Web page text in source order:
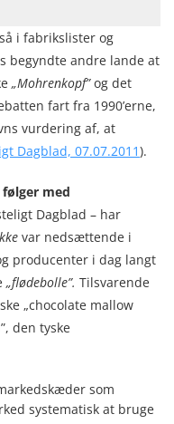
i fabrikslister og
begyndte andre lande at
„Mohrenkopf”og det
fart fra 1990’erne,
vurdering af, at
Dagblad, 07.07.2011).
med
Dagblad – har
var nedsættende i
producenter i dag langt
„flødebolle”. Tilsvarende
„chocolate mallow
den tyske
som
systematisk at bruge